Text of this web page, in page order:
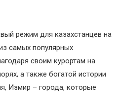
режим для казахстанцев на
самых популярных
своим курортам на
а также богатой истории
Измир – города, которые